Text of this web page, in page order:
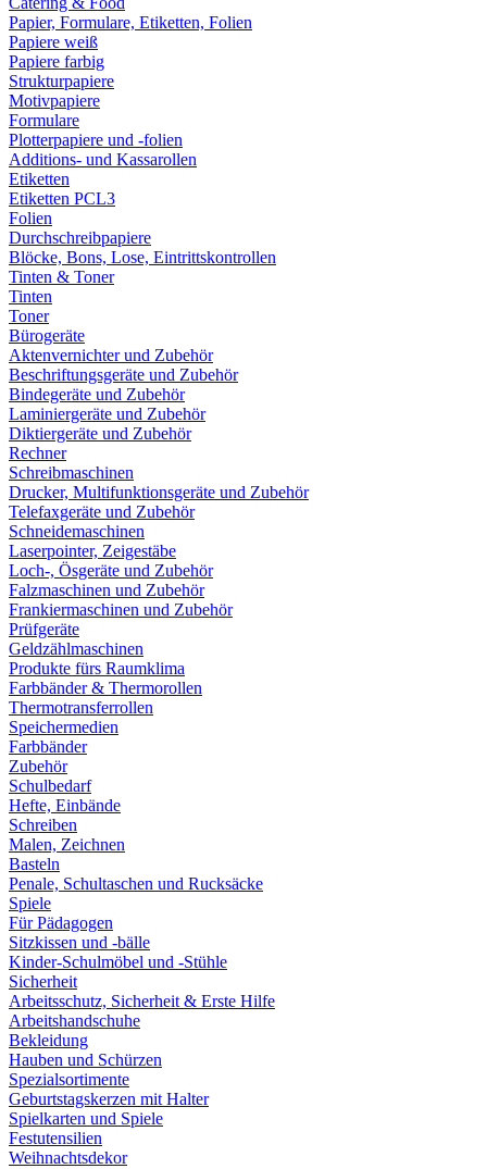
Papier, Formulare, Etiketten, Folien
Papiere weiß
Papiere farbig
Strukturpapiere
Motivpapiere
Formulare
Plotterpapiere und -folien
Additions- und Kassarollen
Etiketten
Etiketten PCL3
Folien
Durchschreibpapiere
Blöcke, Bons, Lose, Eintrittskontrollen
Tinten & Toner
Tinten
Toner
Bürogeräte
Aktenvernichter und Zubehör
Beschriftungsgeräte und Zubehör
Bindegeräte und Zubehör
Laminiergeräte und Zubehör
Diktiergeräte und Zubehör
Rechner
Schreibmaschinen
Drucker, Multifunktionsgeräte und Zubehör
Telefaxgeräte und Zubehör
Schneidemaschinen
Laserpointer, Zeigestäbe
Loch-, Ösgeräte und Zubehör
Falzmaschinen und Zubehör
Frankiermaschinen und Zubehör
Prüfgeräte
Geldzählmaschinen
Produkte fürs Raumklima
Farbbänder & Thermorollen
Thermotransferrollen
Speichermedien
Farbbänder
Zubehör
Schulbedarf
Hefte, Einbände
Schreiben
Malen, Zeichnen
Basteln
Penale, Schultaschen und Rucksäcke
Spiele
Für Pädagogen
Sitzkissen und -bälle
Kinder-Schulmöbel und -Stühle
Sicherheit
Arbeitsschutz, Sicherheit & Erste Hilfe
Arbeitshandschuhe
Bekleidung
Hauben und Schürzen
Spezialsortimente
Geburtstagskerzen mit Halter
Spielkarten und Spiele
Festutensilien
Weihnachtsdekor